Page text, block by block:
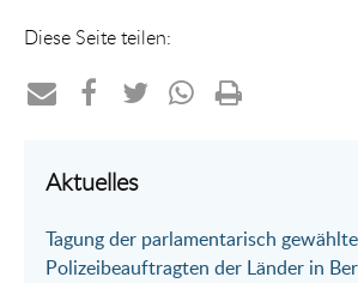
Diese Seite teilen:
per
Mail
auf
Aktuelles
Tagung der parlamentarisch
Polizeibeauftragten der Länder in